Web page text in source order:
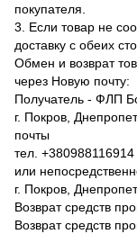
покупателя.
3. Если товар не
доставку с обеих
Обмен и возврат
через Новую почту:
Получатель - ФЛП
г. Покров,
почты
тел. +380988116914
или
г. Покров,
Возврат средств
Возврат средств